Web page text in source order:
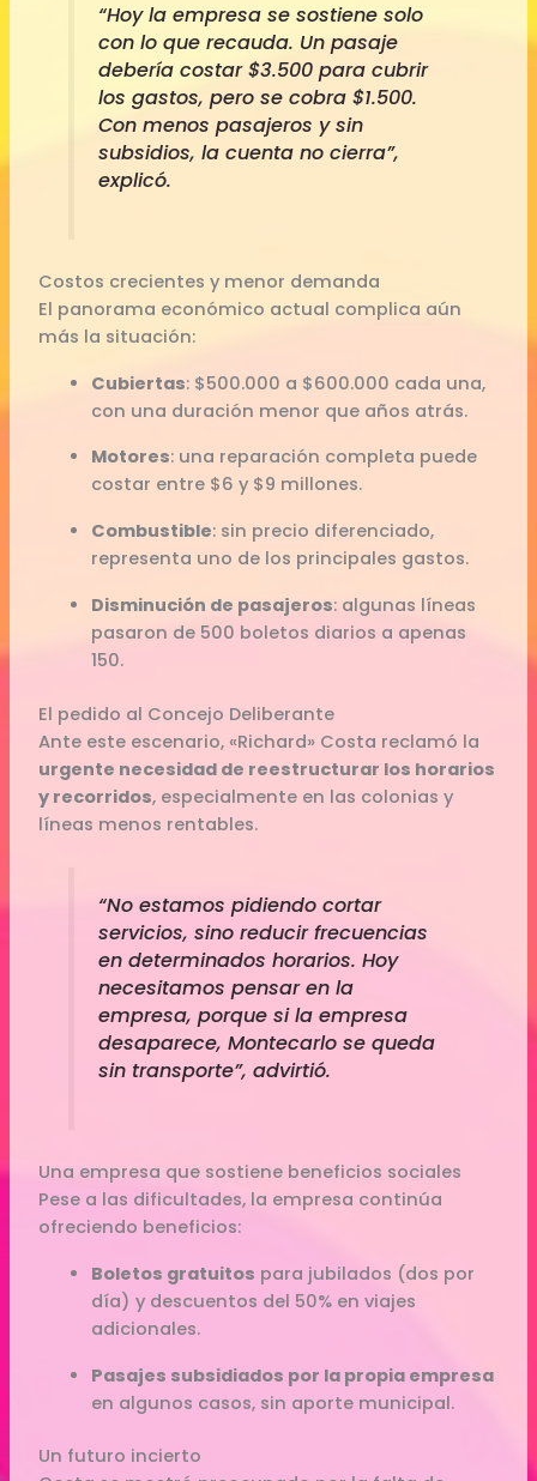
“Hoy la empresa se sostiene solo
con lo que recauda. Un pasaje
debería costar $3.500 para cubrir
los gastos, pero se cobra $1.500.
Con menos pasajeros y sin
subsidios, la cuenta no cierra”,
explicó.
Costos crecientes y menor demanda
El panorama económico actual complica aún
más la situación:
Cubiertas: $500.000 a $600.000 cada una,
con una duración menor que años atrás.
Motores: una reparación completa puede
costar entre $6 y $9 millones.
Combustible: sin precio diferenciado,
representa uno de los principales gastos.
Disminución de pasajeros: algunas líneas
pasaron de 500 boletos diarios a apenas
150.
El pedido al Concejo Deliberante
Ante este escenario, «Richard» Costa reclamó la
urgente necesidad de reestructurar los horarios
y recorridos, especialmente en las colonias y
líneas menos rentables.
“No estamos pidiendo cortar
servicios, sino reducir frecuencias
en determinados horarios. Hoy
necesitamos pensar en la
empresa, porque si la empresa
desaparece, Montecarlo se queda
sin transporte”, advirtió.
Una empresa que sostiene beneficios sociales
Pese a las dificultades, la empresa continúa
ofreciendo beneficios:
Boletos gratuitos para jubilados (dos por
día) y descuentos del 50% en viajes
adicionales.
Pasajes subsidiados por la propia empresa
en algunos casos, sin aporte municipal.
Un futuro incierto